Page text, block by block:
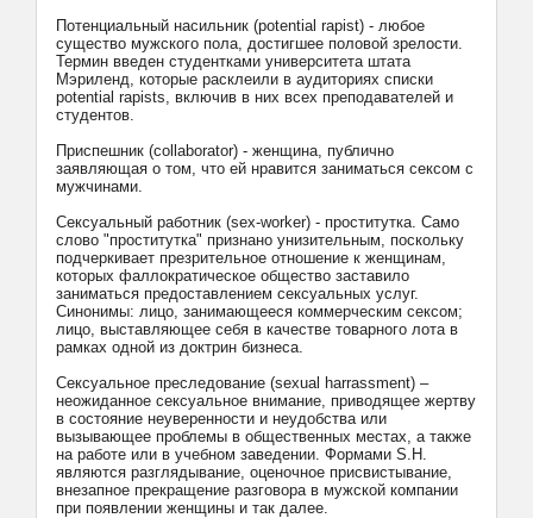
Потенциальный насильник (potential rapist) - любое
существо мужского пола, достигшее половой зрелости.
Термин введен студентками университета штата
Мэриленд, которые расклеили в аудиториях списки
potential rapists, включив в них всех преподавателей и
студентов.
Приспешник (collaborator) - женщина, публично
заявляющая о том, что ей нравится заниматься сексом с
мужчинами.
Сексуальный работник (sex-worker) - проститутка. Само
слово "проститутка" признано унизительным, поскольку
подчеркивает презрительное отношение к женщинам,
которых фаллократическое общество заставило
заниматься предоставлением сексуальных услуг.
Синонимы: лицо, занимающееся коммерческим сексом;
лицо, выставляющее себя в качестве товарного лота в
рамках одной из доктрин бизнеса.
Сексуальное преследование (sexual harrassment) –
неожиданное сексуальное внимание, приводящее жертву
в состояние неуверенности и неудобства или
вызывающее проблемы в общественных местах, а также
на работе или в учебном заведении. Формами S.H.
являются разглядывание, оценочное присвистывание,
внезапное прекращение разговора в мужской компании
при появлении женщины и так далее.